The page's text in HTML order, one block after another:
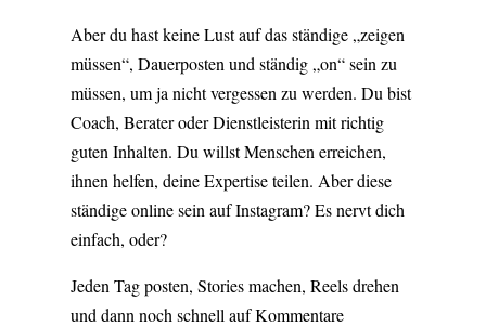
Aber du hast keine Lust auf das ständige „zeigen
müssen“, Dauerposten und ständig „on“ sein zu
müssen, um ja nicht vergessen zu werden. Du bist
Coach, Berater oder Dienstleisterin mit richtig
guten Inhalten. Du willst Menschen erreichen,
ihnen helfen, deine Expertise teilen. Aber diese
ständige online sein auf Instagram? Es nervt dich
einfach, oder?
Jeden Tag posten, Stories machen, Reels drehen
und dann noch schnell auf Kommentare